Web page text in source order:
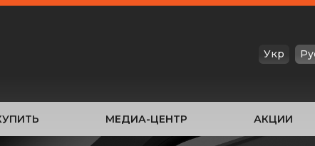
Укр
МЕДИА-ЦЕНТР АКЦИИ